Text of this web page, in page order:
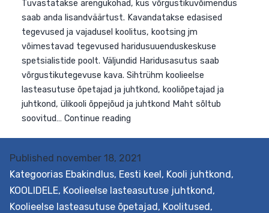
oma vajadused ja võimalused seoses
haridusvõrgustikuga kolmel funktsionaalsel tasandil.
Tuvastatakse arengukohad, kus võrgustikuvõimendus
saab anda lisandväärtust. Kavandatakse edasised
tegevused ja vajadusel koolitus, kootsing jm
võimestavad tegevused haridusuuenduskeskuse
spetsialistide poolt. Väljundid Haridusasutus saab
võrgustikutegevuse kava. Sihtrühm koolieelse
toetuspakett
Published november 18, 2021
Kategoorias Ebakindlus, Eesti keel, Kooli juhtkond,
KOOLIDELE, Koolieelse lasteasutuse juhtkond,
Koolieelse lasteasutuse õpetajad, Koolitused,